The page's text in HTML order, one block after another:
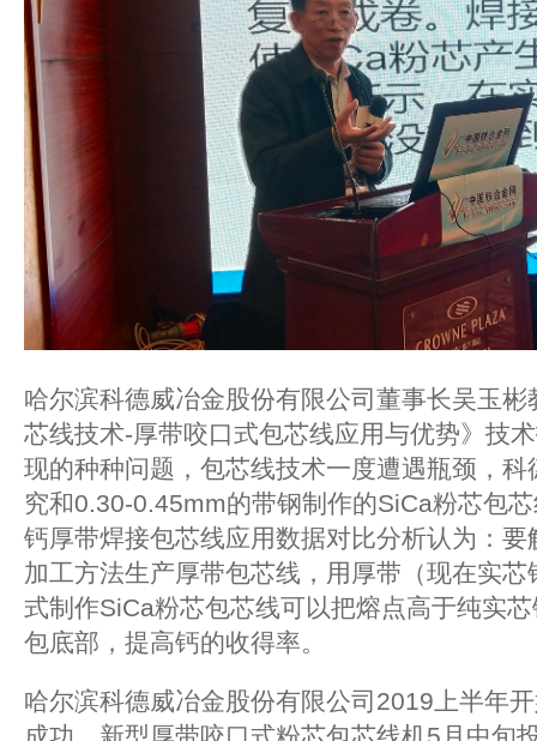
哈尔滨科德威冶金股份有限公司董事长吴玉
芯线技术-厚带咬口式包芯线应用与优势》技
现的种种问题，包芯线技术一度遭遇瓶颈，
究和0.30-0.45mm的带钢制作的SiCa粉芯包
钙厚带焊接包芯线应用数据对比分析认为：
加工方法生产厚带包芯线，用厚带（现在实
式制作SiCa粉芯包芯线可以把熔点高于纯实
包底部，提高钙的收得率。
哈尔滨科德威冶金股份有限公司2019上半年